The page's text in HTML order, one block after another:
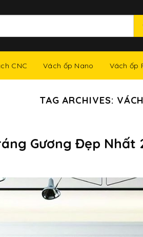
CNC Vách ốp Nano Vách ốp
TAG ARCHIVES:
Gương Đẹp Nhất